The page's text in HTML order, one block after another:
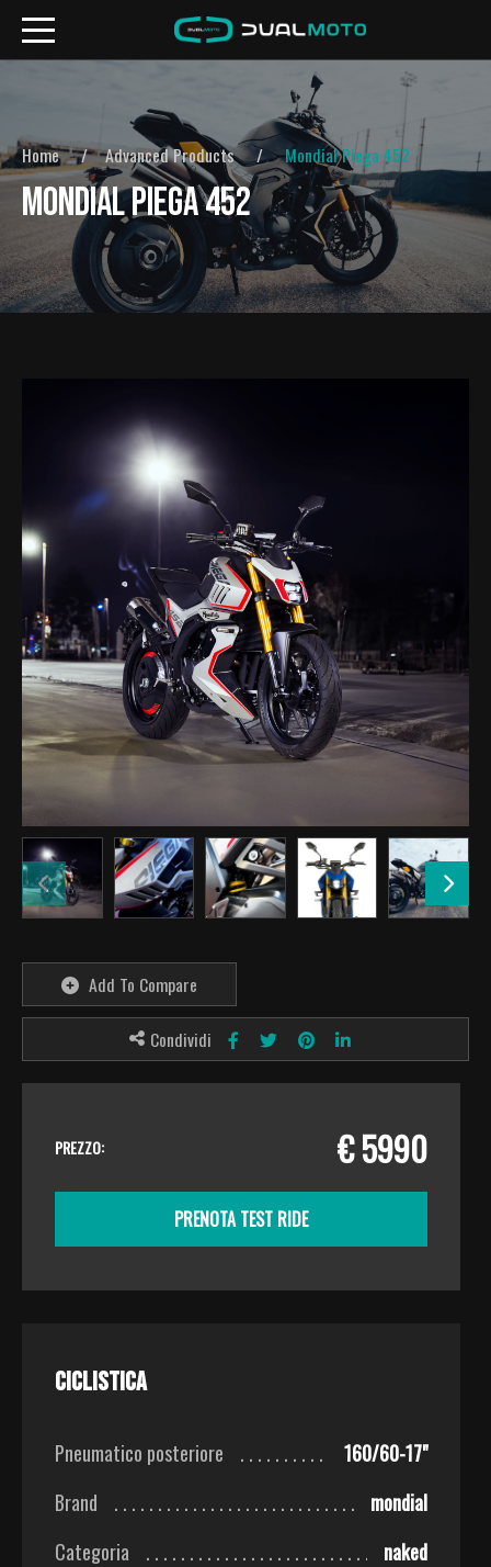
Home Advanced Products Mondial Piega 452
MONDIAL PIEGA 452
Add To Compare
Condividi
PREZZO: € 5990
PRENOTA TEST RIDE
Ciclistica
Pneumatico posteriore
160/60-17"
Brand
mondial
Categoria
naked